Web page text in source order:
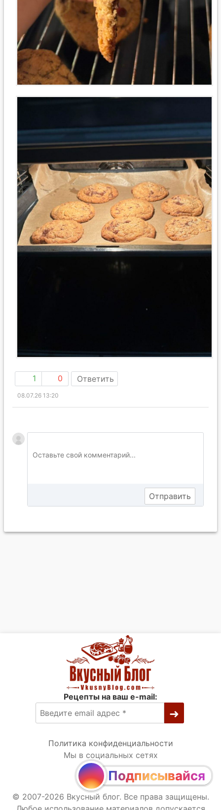
1 0 Ответить
08.07.26 13:20
Рецепты на ваш e-mail:
Политика конфиденциальности
Мы в социальных сетях
Подписывайся
© 2007-2026 Вкусный блог. Все права защищены.